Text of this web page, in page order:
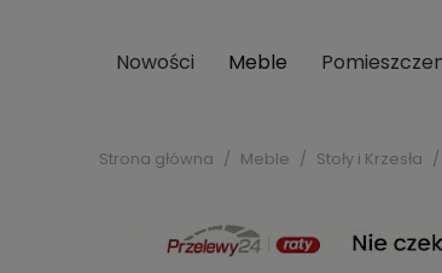
Nowości Meble
Strona główna Meble Stoły i Krzesła